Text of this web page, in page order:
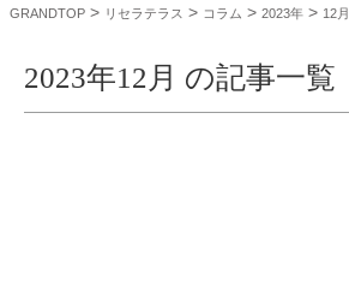
GRANDTOP > リセラテラス > コラム > 2023年 > 12月
2023年12月 の記事一覧